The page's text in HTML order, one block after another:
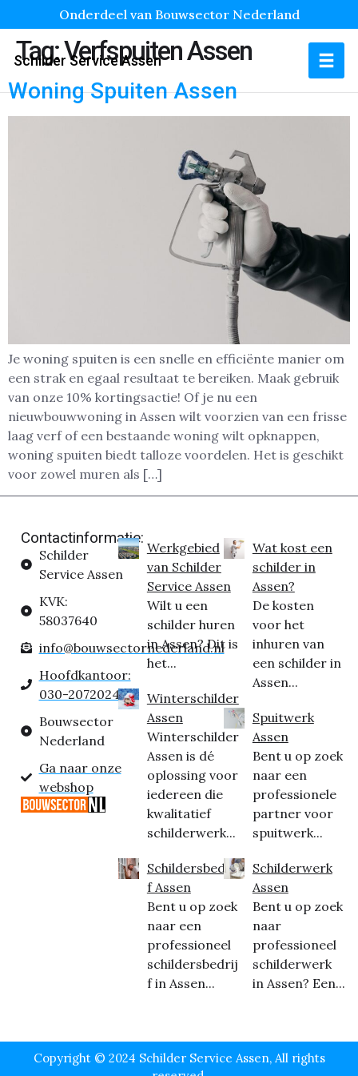
Onderdeel van Bouwsector Nederland
Schilder Service Assen
Tag:Verfspuiten Assen
Woning Spuiten Assen
Je woning spuiten is een snelle en efficiënte manier om
een strak en egaal resultaat te bereiken. Maak gebruik
van onze 10% kortingsactie! Of je nu een
nieuwbouwwoning in Assen wilt voorzien van een frisse
laag verf of een bestaande woning wilt opknappen,
woning spuiten biedt talloze voordelen. Het is geschikt
voor zowel muren als […]
Contactinformatie:
Schilder
Service Assen
KVK:
58037640
info@bouwsectornederland.nl
Hoofdkantoor:
030-2072024
Bouwsector
Nederland
Ga naar onze
webshop
Werkgebied
van Schilder
Service Assen
Wilt u een
schilder huren
in Assen? Dit is
het...
Winterschilder
Assen
Winterschilder
Assen is dé
oplossing voor
iedereen die
kwalitatief
schilderwerk...
Schildersbedrij
f Assen
Bent u op zoek
naar een
professioneel
schildersbedrij
f in Assen...
Wat kost een
schilder in
Assen?
De kosten
voor het
inhuren van
een schilder in
Assen...
Spuitwerk
Assen
Bent u op zoek
naar een
professionele
partner voor
spuitwerk...
Schilderwerk
Assen
Bent u op zoek
naar
professioneel
schilderwerk
in Assen? Een...
Copyright © 2024 Schilder Service Assen, All rights